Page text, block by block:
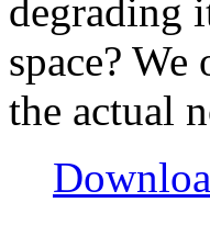
degrading
space?
the actual